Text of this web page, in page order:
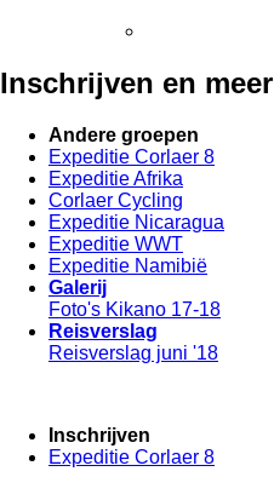
Inschrijven en meer
Andere groepen
Expeditie Corlaer 8
Expeditie Afrika
Corlaer Cycling
Expeditie Nicaragua
Expeditie WWT
Expeditie Namibië
Galerij
Foto's Kikano 17-18
Reisverslag
Reisverslag juni '18
Inschrijven
Expeditie Corlaer 8